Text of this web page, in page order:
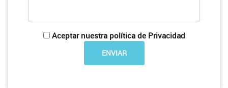
Aceptar nuestra política de Privacidad